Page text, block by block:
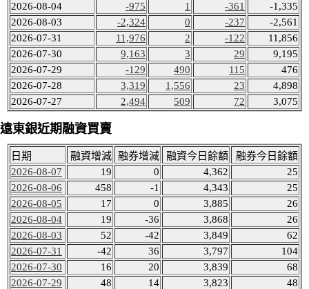
2026-08-04
-975 1 -361
-1,335
2026-08-03
-2,324 0 -237
-2,561
2026-07-31
11,976 2 -122
11,856
2026-07-30
9,163 3 29
9,195
2026-07-29
-129 490 115
476
2026-07-28
3,319 1,556 23
4,898
2026-07-27
2,494 509 72 3,075
遠東銀近期融資買賣
日期 融資增減 融券增減 融資今日餘額
融券今日餘額
2026-08-07
19 0 4,362
25
2026-08-06
458 -1 4,343
25
2026-08-05
17 0 3,885
26
2026-08-04
19 -36 3,868
26
2026-08-03
52 -42 3,849
62
2026-07-31
-42 36 3,797
104
2026-07-30
16 20 3,839
68
2026-07-29
48 14 3,823
48